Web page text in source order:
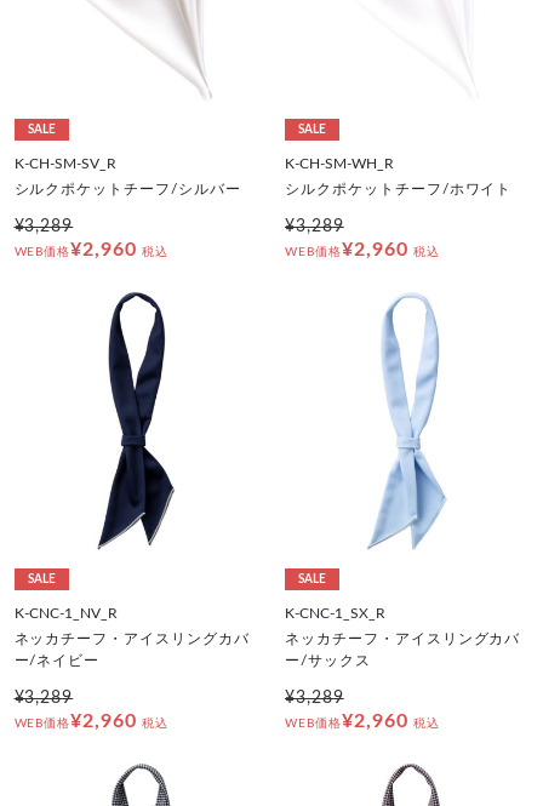
SALE
K-CH-SM-SV_R
シルクポケットチーフ/シルバー
¥3,289
WEB価格¥2,960 税込
SALE
K-CH-SM-WH_R
シルクポケットチーフ/ホワイト
¥3,289
WEB価格¥2,960 税込
SALE
K-CNC-1_NV_R
ネッカチーフ・アイスリングカバ
ー/ネイビー
¥3,289
WEB価格¥2,960 税込
SALE
K-CNC-1_SX_R
ネッカチーフ・アイスリングカバ
ー/サックス
¥3,289
WEB価格¥2,960 税込